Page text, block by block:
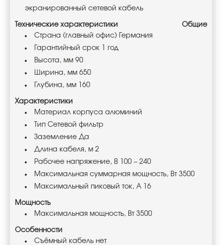
экранированный сетевой кабель
Технические характеристики
Общие
Страна (главный офис) Германия
Гарантийный срок 1 год
Высота, мм 90
Ширина, мм 650
Глубина, мм 160
Характеристики
Материал корпуса алюминий
Тип Сетевой фильтр
Заземление Да
Длина кабеля, м 2
Рабочее напряжение, В 100 – 240
Максимальная суммарная мощность, Вт 3500
Максимальный пиковый ток, А 16
Мощность
Максимальная мощность, Вт 3500
Особенности
Съёмный кабель нет